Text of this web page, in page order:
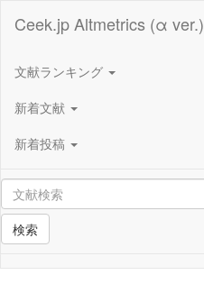
Ceek.jp Altmetrics (α ver.)
文献ランキング
新着文献
新着投稿
検索